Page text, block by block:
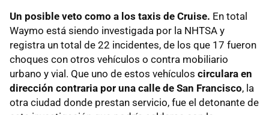
Un posible veto como a los taxis de Cruise. En total
Waymo está siendo investigada por la NHTSA y
registra un total de 22 incidentes, de los que 17 fueron
choques con otros vehículos o contra mobiliario
urbano y vial. Que uno de estos vehículos circulara en
dirección contraria por una calle de San Francisco, la
otra ciudad donde prestan servicio, fue el detonante de